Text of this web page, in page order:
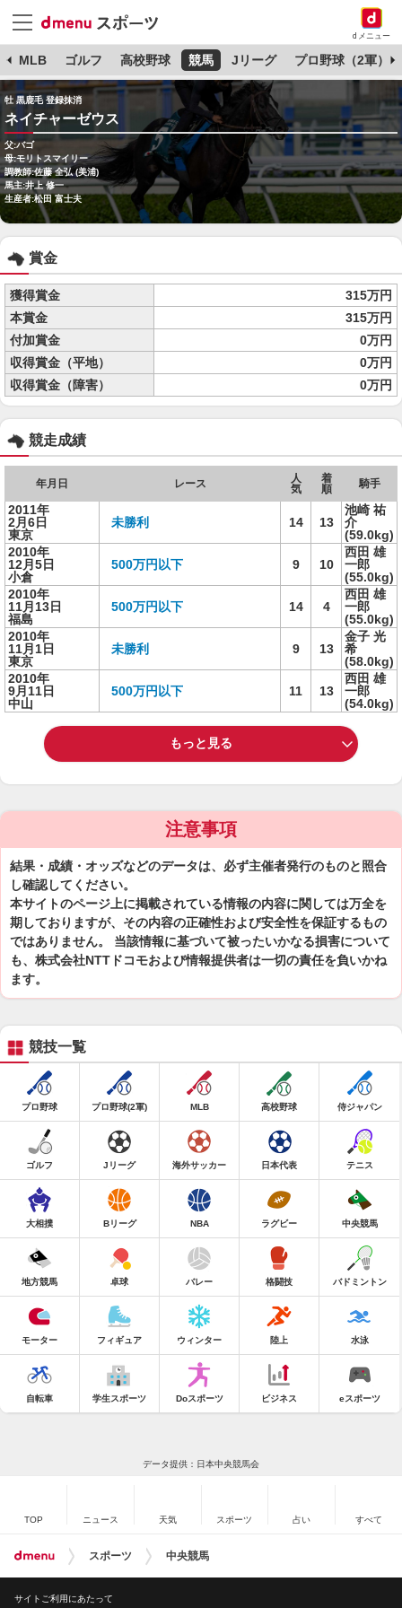
dメニュー
MLB ゴルフ 高校野球 競馬 Jリーグ プロ野球（2軍）
牡 黒鹿毛 登録抹消
ネイチャーゼウス
父:バゴ
母:モリトスマイリー
調教師:佐藤 全弘 (美浦)
馬主:井上 修一
生産者:松田 富士夫
賞金
獲得賞金
315万円
本賞金
315万円
付加賞金
0万円
収得賞金（平地）
0万円
収得賞金（障害）
0万円
競走成績
年月日 レース
人
気
着
順
騎手
2011年
2月6日
東京
未勝利 14 13
池崎 祐
介
(59.0kg)
2010年
12月5日
小倉
500万円以下 9 10
西田 雄
一郎
(55.0kg)
2010年
11月13日
福島
500万円以下 14 4
西田 雄
一郎
(55.0kg)
2010年
11月1日
東京
未勝利 9 13
金子 光
希
(58.0kg)
2010年
9月11日
中山
500万円以下 11 13
西田 雄
一郎
(54.0kg)
もっと見る
注意事項
結果・成績・オッズなどのデータは、必ず主催者発行のものと照合
し確認してください。
本サイトのページ上に掲載されている情報の内容に関しては万全を
期しておりますが、その内容の正確性および安全性を保証するもの
ではありません。 当該情報に基づいて被ったいかなる損害について
も、株式会社NTTドコモおよび情報提供者は一切の責任を負いかね
ます。
競技一覧
プロ野球 プロ野球(2軍) MLB 高校野球 侍ジャパン
ゴルフ Jリーグ 海外サッカー 日本代表 テニス
大相撲 Bリーグ NBA ラグビー 中央競馬
地方競馬 卓球 バレー 格闘技 バドミントン
モーター フィギュア ウィンター 陸上 水泳
自転車 学生スポーツ Doスポーツ ビジネス eスポーツ
データ提供：日本中央競馬会
TOP ニュース 天気 スポーツ 占い すべて
スポーツ 中央競馬
サイトご利用にあたって